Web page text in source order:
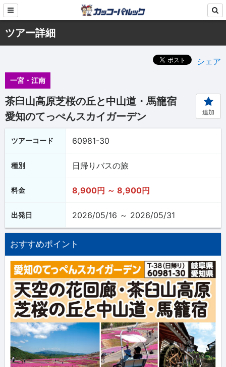
ツアー詳細
シェア
一宮・江南
茶臼山高原芝桜の丘と中山道・馬籠宿
愛知のてっぺんスカイガーデン
追加
ツアーコード 60981-30
種別 日帰りバスの旅
料金 8,900円 ～ 8,900円
出発日 2026/05/16 ～ 2026/05/31
おすすめポイント